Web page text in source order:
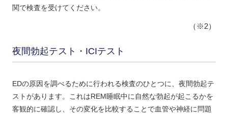
関で検査を受けてください。
（※2）
夜間勃起テスト・ICIテスト
EDの原因を調べるために行われる検査のひとつに、夜間勃起テ
ストがあります。これはREM睡眠中に自然な勃起が起こるかを
客観的に確認し、その変化を比較することで血管や神経に問題